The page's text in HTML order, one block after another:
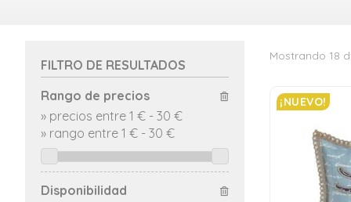
Mostrando 18
¡NUEVO!
FILTRO DE RESULTADOS
Rango de precios
» precios entre 1 € - 30 €
» rango entre 1 € - 30 €
Disponibilidad